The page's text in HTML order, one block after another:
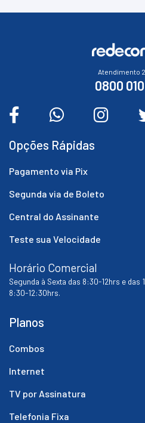
Atendimento
0800
Opções Rápidas
Pagamento via Pix
Segunda via de Boleto
Central do Assinante
Teste sua Velocidade
Horário Comercial
Segunda à Sexta das 8:30-12hrs e
8:30-12:30hrs.
Planos
Combos
Internet
TV por Assinatura
Telefonia Fixa